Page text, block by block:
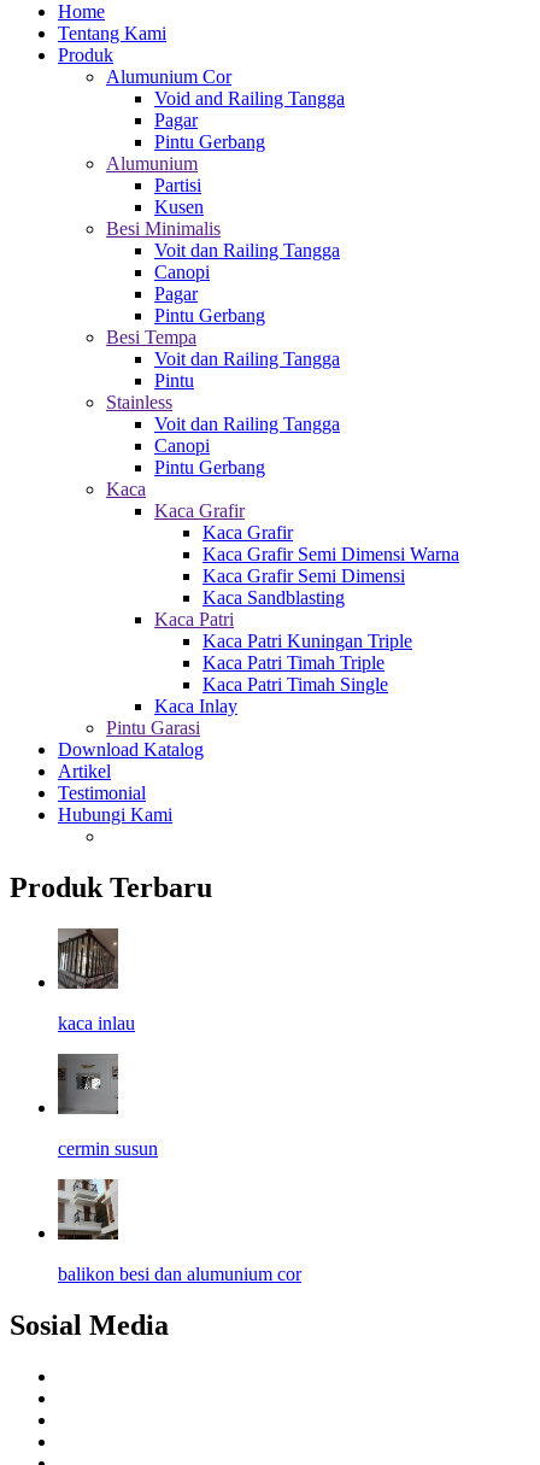
Home
Tentang Kami
Produk
Alumunium Cor
Void and Railing Tangga
Pagar
Pintu Gerbang
Alumunium
Partisi
Kusen
Besi Minimalis
Voit dan Railing Tangga
Canopi
Pagar
Pintu Gerbang
Besi Tempa
Voit dan Railing Tangga
Pintu
Stainless
Voit dan Railing Tangga
Canopi
Pintu Gerbang
Kaca
Kaca Grafir
Kaca Grafir
Kaca Grafir Semi Dimensi Warna
Kaca Grafir Semi Dimensi
Kaca Sandblasting
Kaca Patri
Kaca Patri Kuningan Triple
Kaca Patri Timah Triple
Kaca Patri Timah Single
Kaca Inlay
Pintu Garasi
Download Katalog
Artikel
Testimonial
Hubungi Kami
Produk Terbaru
kaca inlau
cermin susun
balikon besi dan alumunium cor
Sosial Media